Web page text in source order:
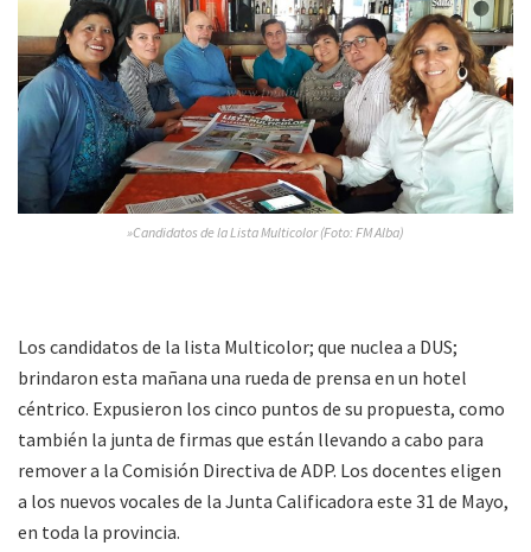
»Candidatos de la Lista Multicolor (Foto: FM Alba)
Los candidatos de la lista Multicolor; que nuclea a DUS;
brindaron esta mañana una rueda de prensa en un hotel
céntrico. Expusieron los cinco puntos de su propuesta, como
también la junta de firmas que están llevando a cabo para
remover a la Comisión Directiva de ADP. Los docentes eligen
a los nuevos vocales de la Junta Calificadora este 31 de Mayo,
en toda la provincia.